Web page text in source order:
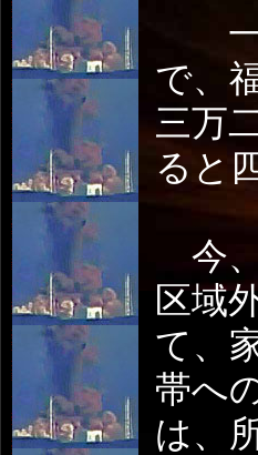
一
で、
三万
ると
今
区域
て、
帯へ
は、